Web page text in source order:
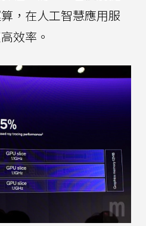
，在人工智慧應用服
效率。